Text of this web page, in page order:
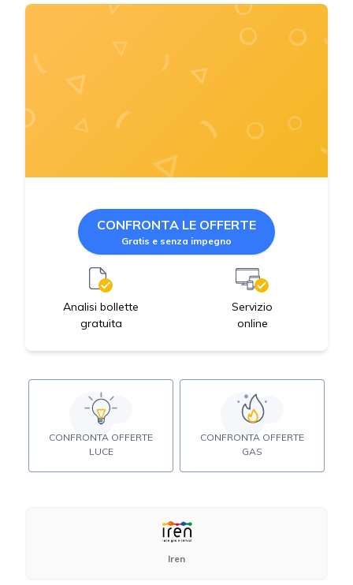
CONFRONTA LE OFFERTE
Gratis e senza impegno
Analisi bollette
gratuita
Servizio
online
CONFRONTA OFFERTE
LUCE
CONFRONTA OFFERTE
GAS
Iren